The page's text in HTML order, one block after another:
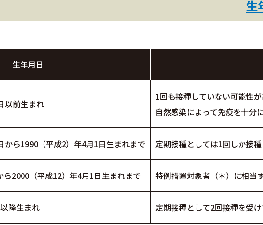
生
生年月日
以前生まれ
1回も接種していない可能性
自然感染によって免疫を十分
から1990（平成2）年4月1日生まれまで 定期接種としては1回しか接
2000（平成12）年4月1日生まれまで 特例措置対象者（＊）に相当
降生まれ 定期接種として2回接種を受